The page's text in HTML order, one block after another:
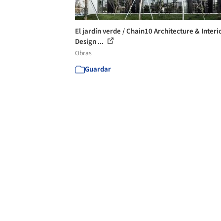
El jardín verde / Chain10 Architecture &
Design ...
Obras
Guardar